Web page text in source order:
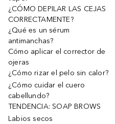
¿CÓMO DEPILAR LAS CEJAS
CORRECTAMENTE?
¿Qué es un sérum
antimanchas?
Cómo aplicar el corrector de
ojeras
¿Cómo rizar el pelo sin calor?
¿Cómo cuidar el cuero
cabellundo?
TENDENCIA: SOAP BROWS
Labios secos